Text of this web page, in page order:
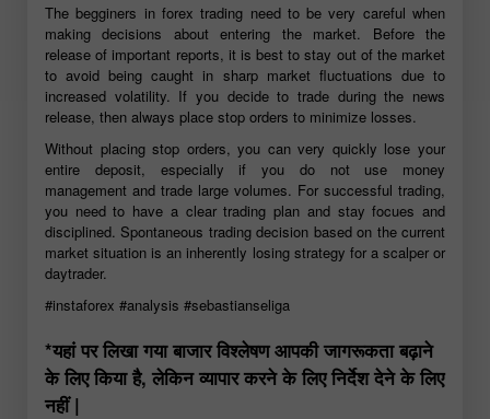
The begginers in forex trading need to be very careful when
making decisions about entering the market. Before the
release of important reports, it is best to stay out of the market
to avoid being caught in sharp market fluctuations due to
increased volatility. If you decide to trade during the news
release, then always place stop orders to minimize losses.
Without placing stop orders, you can very quickly lose your
entire deposit, especially if you do not use money
management and trade large volumes. For successful trading,
you need to have a clear trading plan and stay focues and
disciplined. Spontaneous trading decision based on the current
market situation is an inherently losing strategy for a scalper or
daytrader.
#instaforex #analysis #sebastianseliga
*यहां पर लिखा गया बाजार विश्लेषण आपकी जागरूकता बढ़ाने
के लिए किया है, लेकिन व्यापार करने के लिए निर्देश देने के लिए
नहीं |